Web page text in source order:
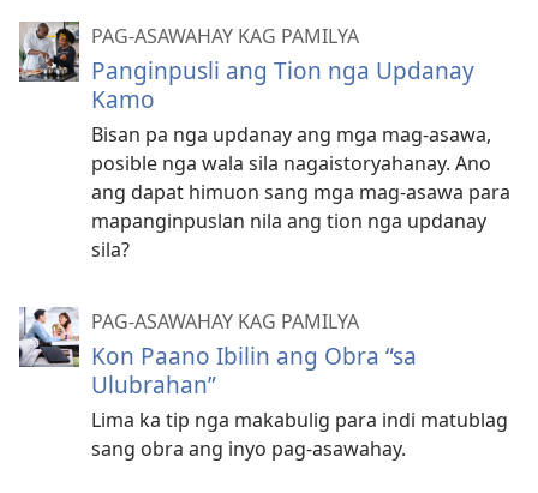
PAG-ASAWAHAY KAG PAMILYA
Panginpusli ang Tion nga Updanay
Kamo
Bisan pa nga updanay ang mga mag-asawa,
posible nga wala sila nagaistoryahanay. Ano
ang dapat himuon sang mga mag-asawa para
mapanginpuslan nila ang tion nga updanay
sila?
PAG-ASAWAHAY KAG PAMILYA
Kon Paano Ibilin ang Obra “sa
Ulubrahan”
Lima ka tip nga makabulig para indi matublag
sang obra ang inyo pag-asawahay.